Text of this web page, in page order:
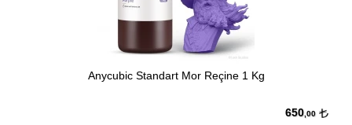
Anycubic Standart Mor Reçine 1 Kg
650 ,00